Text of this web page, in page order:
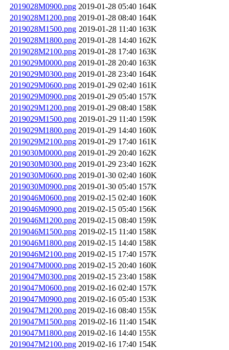
2019028M0900.png 2019-01-28 05:40 164K
2019028M1200.png 2019-01-28 08:40 164K
2019028M1500.png 2019-01-28 11:40 163K
2019028M1800.png 2019-01-28 14:40 162K
2019028M2100.png 2019-01-28 17:40 163K
2019029M0000.png 2019-01-28 20:40 163K
2019029M0300.png 2019-01-28 23:40 164K
2019029M0600.png 2019-01-29 02:40 161K
2019029M0900.png 2019-01-29 05:40 157K
2019029M1200.png 2019-01-29 08:40 158K
2019029M1500.png 2019-01-29 11:40 159K
2019029M1800.png 2019-01-29 14:40 160K
2019029M2100.png 2019-01-29 17:40 161K
2019030M0000.png 2019-01-29 20:40 162K
2019030M0300.png 2019-01-29 23:40 162K
2019030M0600.png 2019-01-30 02:40 160K
2019030M0900.png 2019-01-30 05:40 157K
2019046M0600.png 2019-02-15 02:40 160K
2019046M0900.png 2019-02-15 05:40 156K
2019046M1200.png 2019-02-15 08:40 159K
2019046M1500.png 2019-02-15 11:40 158K
2019046M1800.png 2019-02-15 14:40 158K
2019046M2100.png 2019-02-15 17:40 157K
2019047M0000.png 2019-02-15 20:40 160K
2019047M0300.png 2019-02-15 23:40 158K
2019047M0600.png 2019-02-16 02:40 157K
2019047M0900.png 2019-02-16 05:40 153K
2019047M1200.png 2019-02-16 08:40 155K
2019047M1500.png 2019-02-16 11:40 154K
2019047M1800.png 2019-02-16 14:40 155K
2019047M2100.png 2019-02-16 17:40 154K